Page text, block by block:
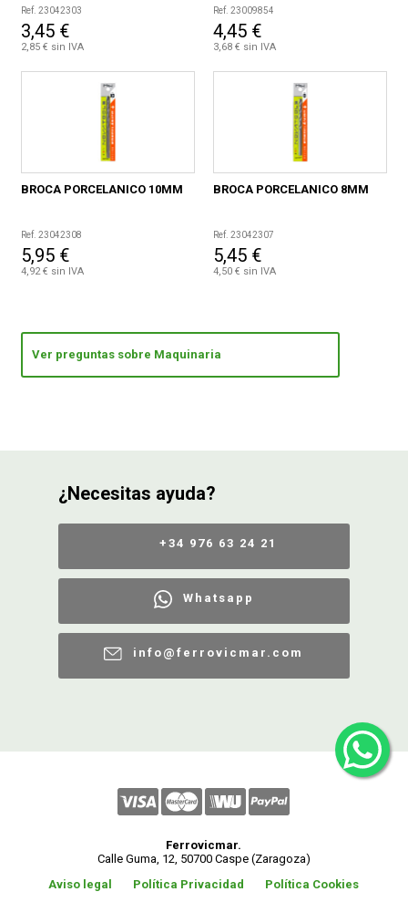
Ref. 23042303
3,45 €
2,85 € sin IVA
Ref. 23009854
4,45 €
3,68 € sin IVA
BROCA PORCELANICO 10MM
Ref. 23042308
5,95 €
4,92 € sin IVA
BROCA PORCELANICO 8MM
Ref. 23042307
5,45 €
4,50 € sin IVA
Ver preguntas sobre Maquinaria
¿Necesitas ayuda?
+34 976 63 24 21
Whatsapp
info@ferrovicmar.com
Ferrovicmar.
Calle Guma, 12, 50700 Caspe (Zaragoza)
Aviso legal
Política Privacidad Política Cookies